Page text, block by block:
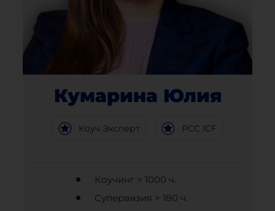
Кумарина Юлия
Коуч Эксперт PCC ICF
Коучинг > 1000 ч.
Супервизия > 180 ч.